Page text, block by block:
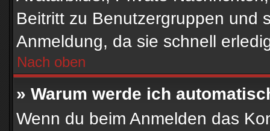
Beitritt zu Benutzergruppen und
Anmeldung, da sie schnell
Nach oben
» Warum werde ich
Wenn du beim Anmelden das